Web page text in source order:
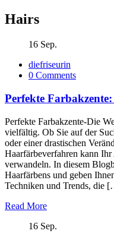
Hairs
16 Sep.
diefriseurin
0 Comments
Perfekte
Perfekte Farbakzente-Die
vielfältig. Ob Sie auf der
oder einer drastischen
Haarfärbeverfahren kann Ihr
verwandeln. In diesem
Haarfärbens und geben
Techniken und Trends, die
Read More
16 Sep.